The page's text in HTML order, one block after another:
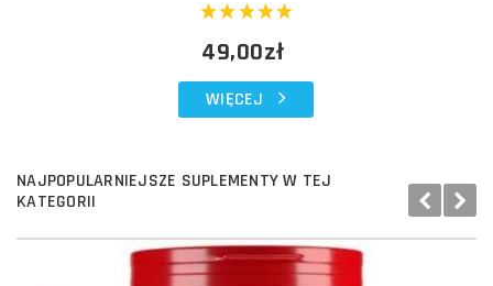
49,00zł
WIĘCEJ
NAJPOPULARNIEJSZE SUPLEMENTY W TEJ
KATEGORII